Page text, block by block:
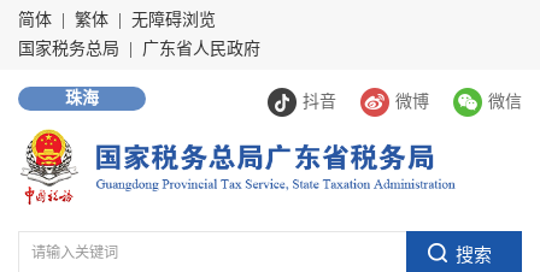
简体 繁体
无障碍浏览
国家税务总局
广东省人民政府
抖音 微博 微信
珠海